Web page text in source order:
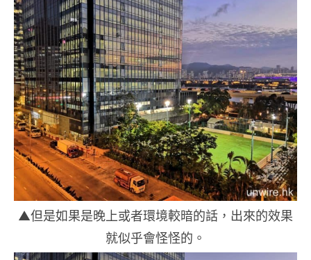
▲但是如果是晚上或者環境較暗的話，出來的效果
就似乎會怪怪的。